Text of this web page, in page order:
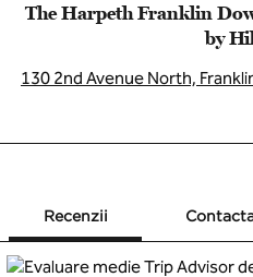
The Harpeth Franklin
by
130 2nd Avenue North,
Recenzii